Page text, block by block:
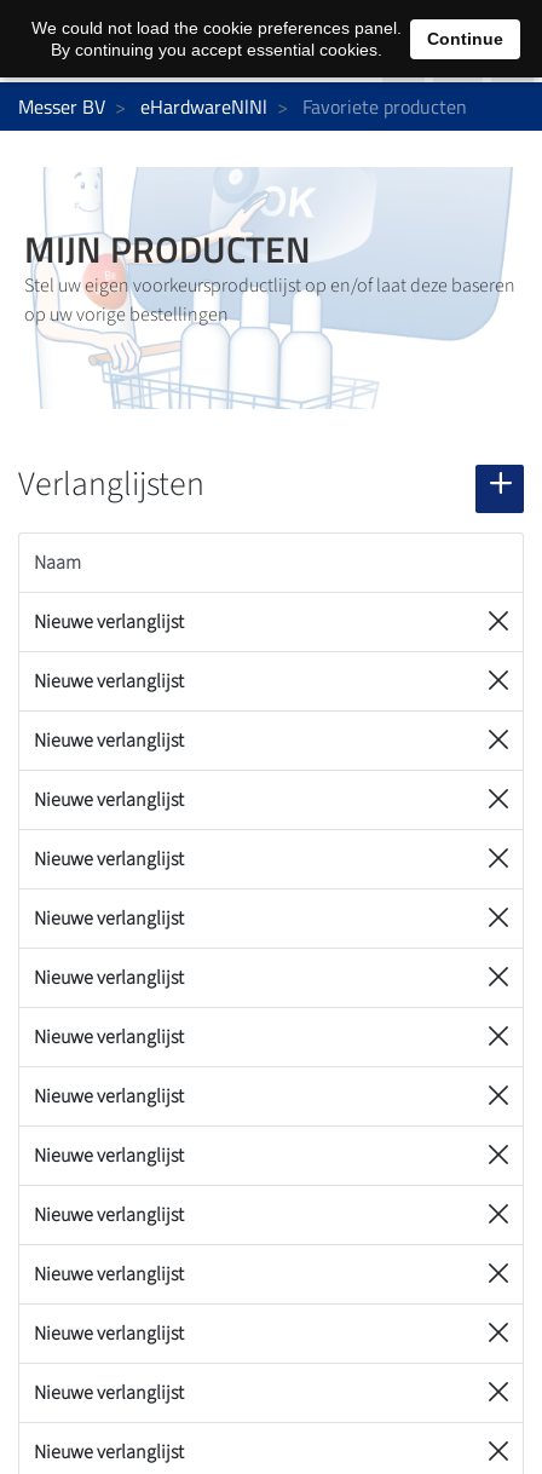
0
Messer BV eHardwareNlNl Favoriete producten
MIJN PRODUCTEN
Stel uw eigen voorkeursproductlijst op en/of laat deze baseren
op uw vorige bestellingen
Verlanglijsten
Naam
Nieuwe verlanglijst
Nieuwe verlanglijst
Nieuwe verlanglijst
Nieuwe verlanglijst
Nieuwe verlanglijst
Nieuwe verlanglijst
Nieuwe verlanglijst
Nieuwe verlanglijst
Nieuwe verlanglijst
Nieuwe verlanglijst
Nieuwe verlanglijst
Nieuwe verlanglijst
Nieuwe verlanglijst
Nieuwe verlanglijst
Nieuwe verlanglijst
We could not load the cookie preferences panel.
By continuing you accept essential cookies.
Continue